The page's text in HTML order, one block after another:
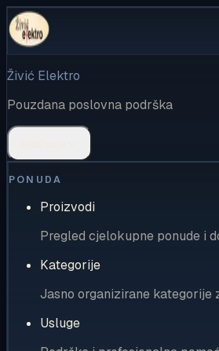
Živić Elektro
Pouzdana poslovna podrška
PONUDA
Proizvodi
Pregled cjelokupne ponude i
Kategorije
Jasno organizirane kategorije
Usluge